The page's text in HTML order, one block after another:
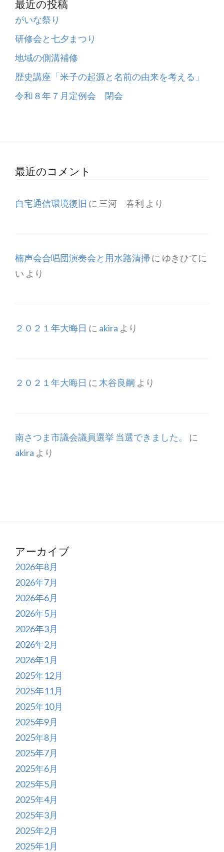
最近の投稿
がいな祭り
研修会と七夕まつり
地域の側溝補修
歴史講座「米子の起源と名前の由来を考える」
令和８年７月定例会 閉会
最近のコメント
自宅通信環境復旧 に 三河 春利 より
楠声会合唱団演奏会と用水路清掃 に ゆきひてに
い より
２０２１年大晦日 に akira より
２０２１年大晦日 に 木谷良嗣 より
南さつま市議会議員選挙 当選できました。
に
akira より
アーカイブ
2026年8月
2026年7月
2026年6月
2026年5月
2026年3月
2026年2月
2026年1月
2025年12月
2025年11月
2025年10月
2025年9月
2025年8月
2025年7月
2025年6月
2025年5月
2025年4月
2025年3月
2025年2月
2025年1月